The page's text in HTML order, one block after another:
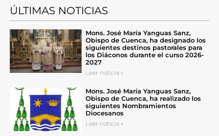
ÚLTIMAS NOTICIAS
Mons. José María Yanguas Sanz,
Obispo de Cuenca, ha designado los
siguientes destinos pastorales para
los Diáconos durante el curso 2026-
2027
Leer noticia »
Mons. José María Yanguas Sanz,
Obispo de Cuenca, ha realizado los
siguientes Nombramientos
Diocesanos
Leer noticia »